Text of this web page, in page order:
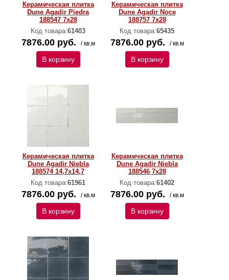
Керамическая плитка
Dune Agadir Piedra
188547 7х28
Код товара:61403
7876.00 руб. / кв.м
В корзину
Керамическая плитка
Dune Agadir Noce
188757 7х28
Код товара:65435
7876.00 руб. / кв.м
В корзину
Керамическая плитка
Dune Agadir Niebla
188574 14,7х14,7
Код товара:61961
7876.00 руб. / кв.м
В корзину
Керамическая плитка
Dune Agadir Niebla
188546 7х28
Код товара:61402
7876.00 руб. / кв.м
В корзину